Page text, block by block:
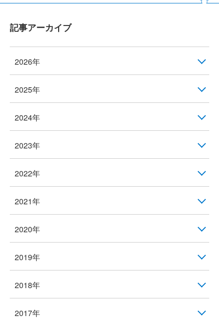
記事アーカイブ
2026年
2025年
2024年
2023年
2022年
2021年
2020年
2019年
2018年
2017年